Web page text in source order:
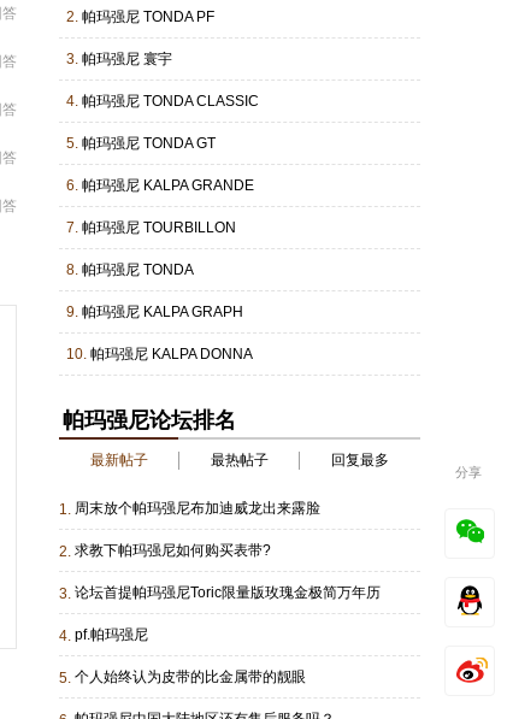
2. 帕玛强尼 TONDA PF
3. 帕玛强尼 寰宇
4. 帕玛强尼 TONDA CLASSIC
5. 帕玛强尼 TONDA GT
6. 帕玛强尼 KALPA GRANDE
7. 帕玛强尼 TOURBILLON
8. 帕玛强尼 TONDA
9. 帕玛强尼 KALPA GRAPH
10. 帕玛强尼 KALPA DONNA
帕玛强尼论坛排名
最新帖子 最热帖子 回复最多
1. 周末放个帕玛强尼布加迪威龙出来露脸
2. 求教下帕玛强尼如何购买表带?
3. 论坛首提帕玛强尼Toric限量版玫瑰金极简万年历
4. pf.帕玛强尼
5. 个人始终认为皮带的比金属带的靓眼
分享